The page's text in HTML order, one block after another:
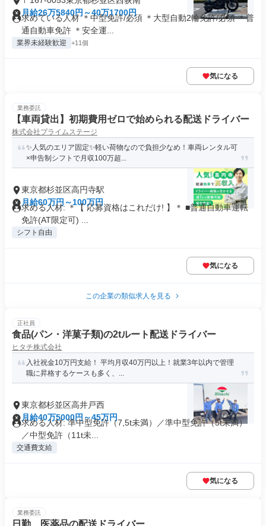
月給26万5840円～40万1700円
求めている人材 ＊中型免許/必須 ＊大型自動2輪免許/必須 ＊普
通自動車免許 ＊安全運...
業界未経験歓迎 +11個
気になる
業務委託
【車両貸出】初期費用ゼロで始められる配送ドライバー
株式会社プライムステージ
✨人気のエリア固定✨軽い荷物なので負担少なめ！車両レンタル可
×申告制シフトで月収100万超...
東京都杉並区高円寺駅
月給60万円～100万円
求める人材: ＊【 応募資格はこれだけ! 】＊ ■普通自動車運転
免許(AT限定可) ...
シフト自由
気になる
この企業の類似求人を見る
正社員
食品(パン・洋菓子類)の2tルート配送ドライバー
ヒタチ株式会社
入社祝金10万円支給！ 平均月収40万円以上！就業3年以内で管理
職に昇格するケースも多く、...
東京都杉並区高井戸西
月給40万5000円～45万円
求める人材: 準中型免許（7,5t未満）／準中型免許（5t未満）
／中型免許（11t未...
交通費支給
気になる
業務委託
日勤 医薬品の配送ドライバー